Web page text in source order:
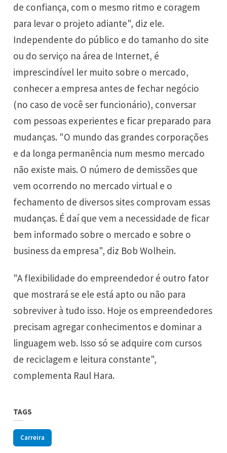
de confiança, com o mesmo ritmo e coragem
para levar o projeto adiante", diz ele.
Independente do público e do tamanho do site
ou do serviço na área de Internet, é
imprescindível ler muito sobre o mercado,
conhecer a empresa antes de fechar negócio
(no caso de você ser funcionário), conversar
com pessoas experientes e ficar preparado para
mudanças. "O mundo das grandes corporações
e da longa permanência num mesmo mercado
não existe mais. O número de demissões que
vem ocorrendo no mercado virtual e o
fechamento de diversos sites comprovam essas
mudanças. É daí que vem a necessidade de ficar
bem informado sobre o mercado e sobre o
business da empresa", diz Bob Wolhein.
"A flexibilidade do empreendedor é outro fator
que mostrará se ele está apto ou não para
sobreviver à tudo isso. Hoje os empreendedores
precisam agregar conhecimentos e dominar a
linguagem web. Isso só se adquire com cursos
de reciclagem e leitura constante",
complementa Raul Hara.
TAGS
Carreira